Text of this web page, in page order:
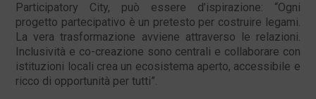
Participatory City, può essere d’ispirazione: “Ogni
progetto partecipativo è un pretesto per costruire legami.
La vera trasformazione avviene attraverso le relazioni.
Inclusività e co-creazione sono centrali e collaborare con
istituzioni locali crea un ecosistema aperto, accessibile e
ricco di opportunità per tutti”.